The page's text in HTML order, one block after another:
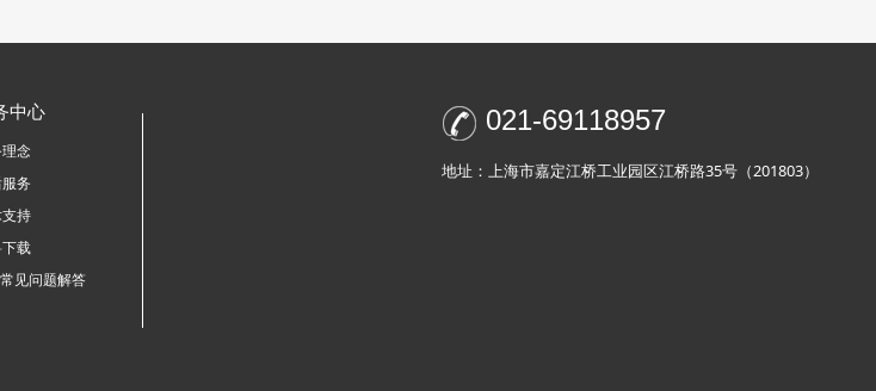
中心
念
务
持
载
常见问题解答
021-69118957
地址：上海市嘉定江桥工业园区江桥路35号（201803）